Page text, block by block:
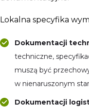
Lokalna specyfika
Dokumentacji
techniczne,
muszą być
w nienaruszonym
Dokumentacji